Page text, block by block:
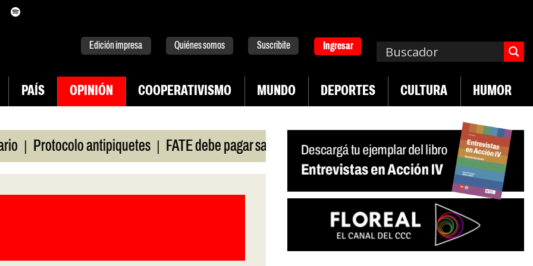
instagram
Edición impresa Quiénes somos Suscribite Ingresar
PAÍS OPINIÓN COOPERATIVISMO MUNDO DEPORTES CULTURA HUMOR
Protocolo antipiquetes | FATE debe pagar salarios Plan de lucha de UTEP | Exportaciones del